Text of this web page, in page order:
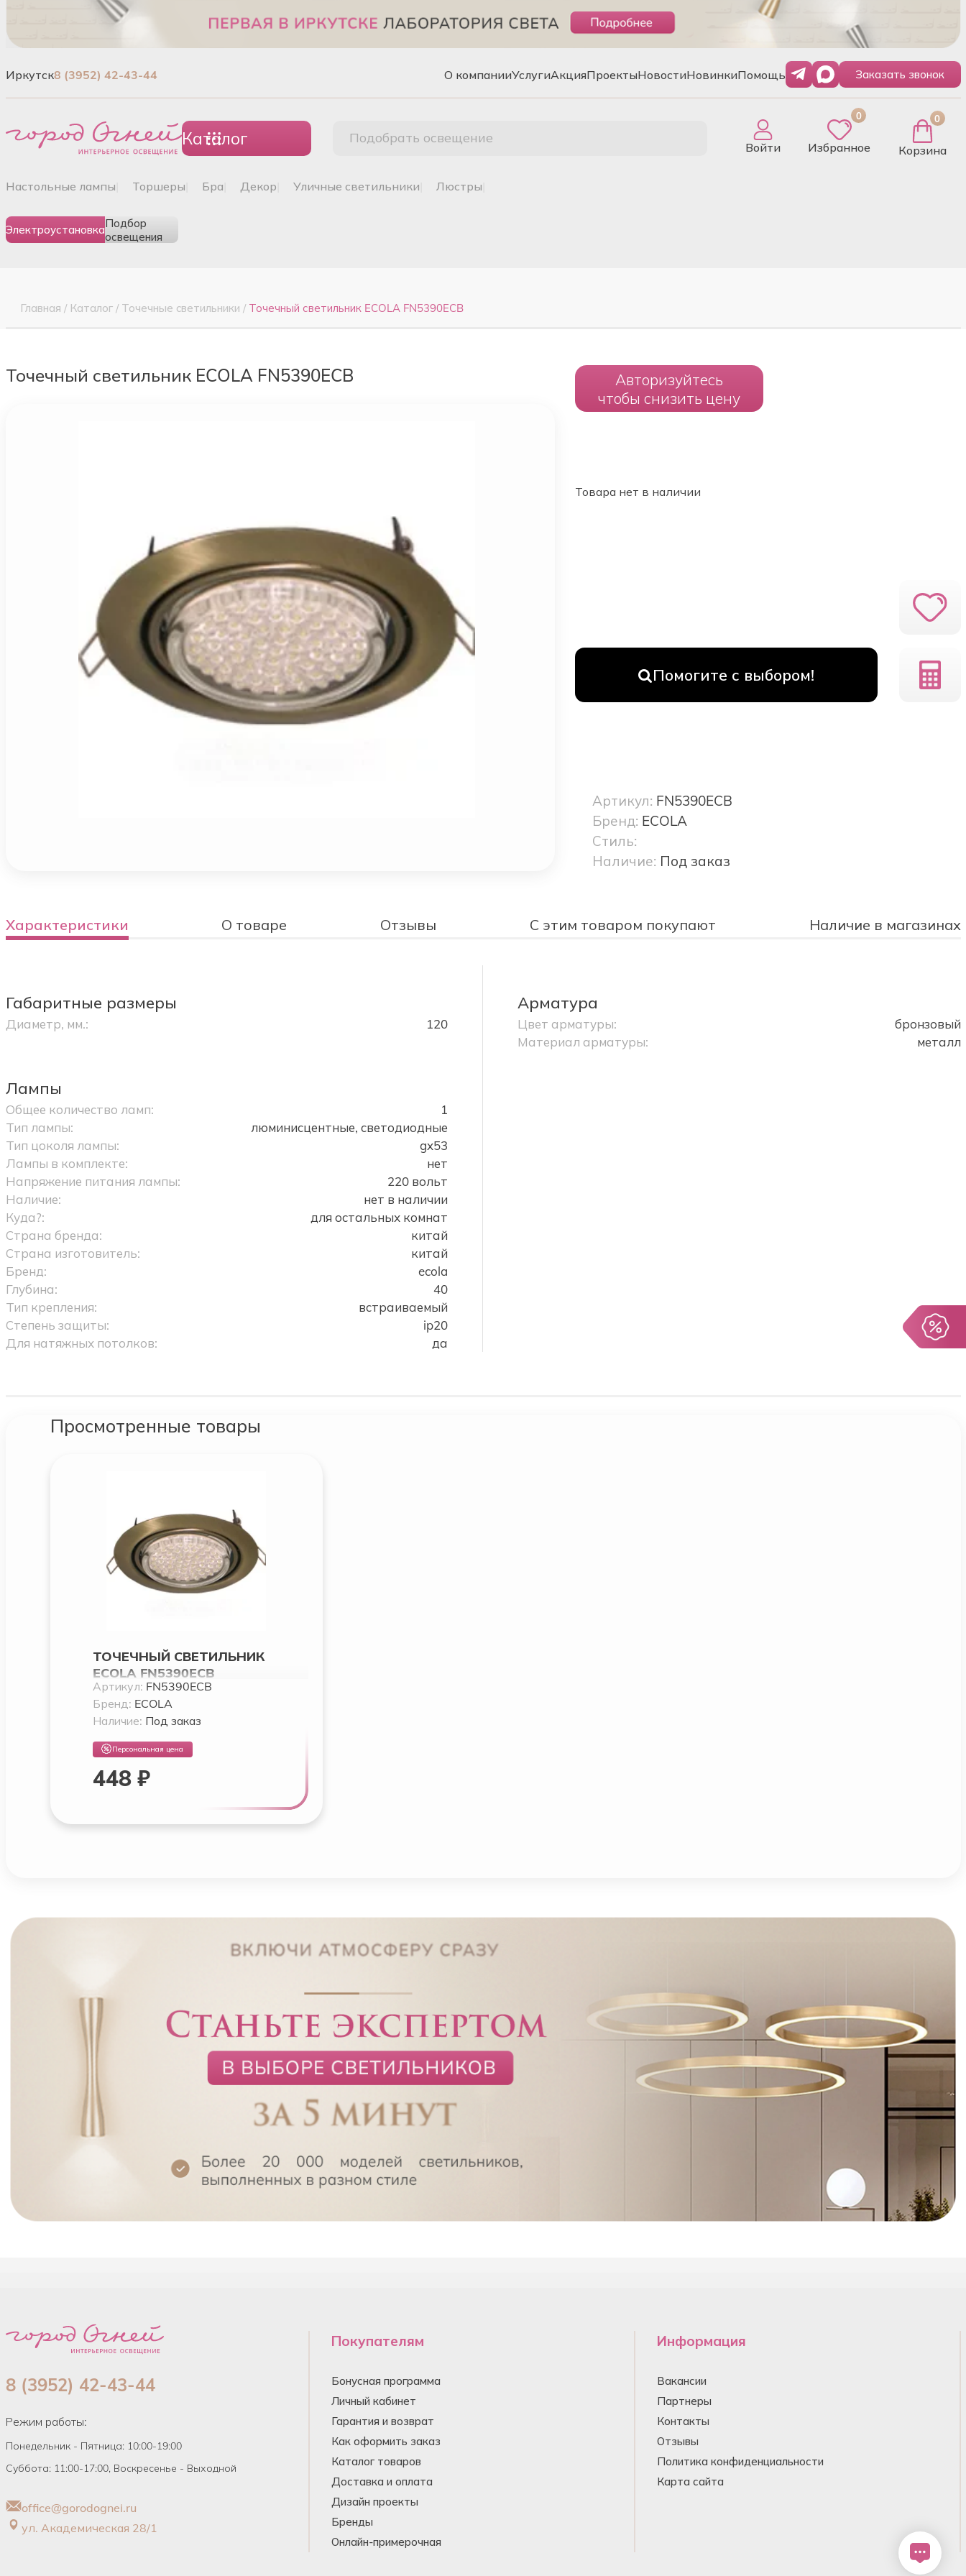
Иркутск8 (3952) 42-43-44 О компанииУслугиАкцияПроектыНовостиНовинкиПомощь Заказать звонок
Каталог Подобрать освещение
Войти
0
Избранное
0
Корзина
настольные лампы торшеры бра декор уличные светильники люстры
ЭлектроустановкаПодбор
освещения
Главная / Каталог / Точечные cветильники / Точечный светильник ECOLA FN5390ECB
Точечный светильник ECOLA FN5390ECB
Авторизуйтесь
чтобы снизить цену
Товара нет в наличии
Помогите с выбором!
Артикул: FN5390ECB
Бренд: ECOLA
Стиль:
Наличие: Под заказ
Характеристики О товаре Отзывы С этим товаром покупают Наличие в магазинах
Габаритные размеры
Диаметр, мм.: 120
Арматура
Цвет арматуры:
бронзовый
Материал арматуры:
металл
Лампы
Общее количество ламп:
1
Тип лампы:
люминисцентные, светодиодные
Тип цоколя лампы:
gx53
Лампы в комплекте:
нет
Напряжение питания лампы:
220 вольт
Наличие:
нет в наличии
Куда?:
для остальных комнат
Страна бренда:
китай
Страна изготовитель:
китай
Бренд:
ecola
Глубина:
40
Тип крепления:
встраиваемый
Степень защиты:
ip20
Для натяжных потолков:
да
Просмотренные товары
ТОЧЕЧНЫЙ СВЕТИЛЬНИК
ECOLA FN5390ECB
Артикул: FN5390ECB
Бренд: ECOLA
Наличие: Под заказ
Персональная цена
448 ₽
8 (3952) 42-43-44
Режим работы:
Понедельник - Пятница: 10:00-19:00
Суббота: 11:00-17:00, Воскресенье - Выходной
office@gorodognei.ru
ул. Академическая 28/1
Покупателям
Бонусная программа
Личный кабинет
Гарантия и возврат
Как оформить заказ
Каталог товаров
Доставка и оплата
Дизайн проекты
Бренды
Онлайн-примерочная
Информация
Вакансии
Партнеры
Контакты
Отзывы
Политика конфиденциальности
Карта сайта